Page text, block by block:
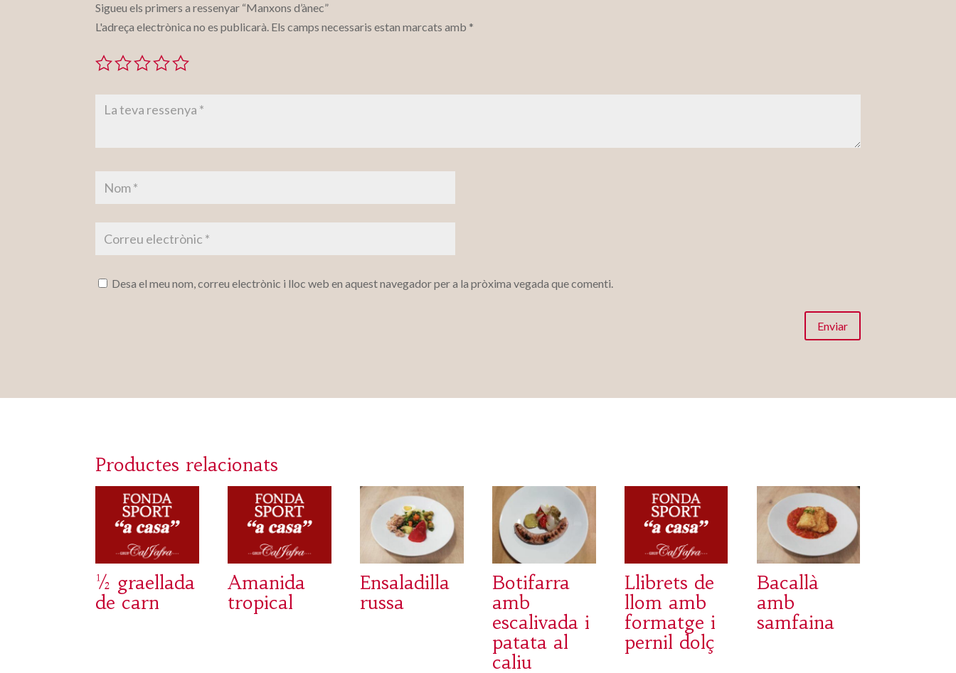
Sigueu els primers a ressenyar “Manxons d’ànec”
L'adreça electrònica no es publicarà. Els camps necessaris estan marcats amb *
Desa el meu nom, correu electrònic i lloc web en aquest navegador per a la pròxima vegada que comenti.
Enviar
Productes relacionats
½ graellada
de carn
Amanida
tropical
Ensaladilla
russa
Botifarra
amb
escalivada i
patata al
caliu
Llibrets de
llom amb
formatge i
pernil dolç
Bacallà
amb
samfaina